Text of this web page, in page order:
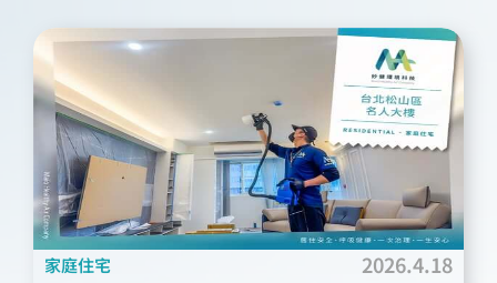
家庭住宅 2026.4.18